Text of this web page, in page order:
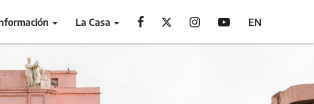
La Casa EN